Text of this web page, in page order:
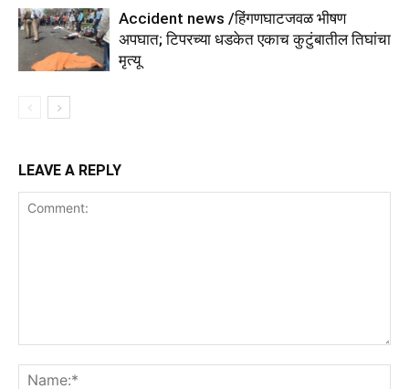
Accident news /हिंगणघाटजवळ भीषण
अपघात; टिपरच्या धडकेत एकाच कुटुंबातील तिघांचा
मृत्यू
LEAVE A REPLY